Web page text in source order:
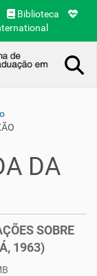
Biblioteca
DA
SOBRE
1963)